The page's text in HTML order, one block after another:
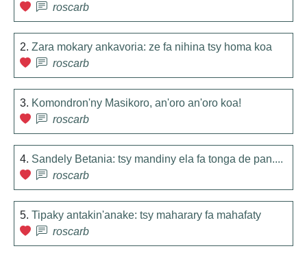
roscarb
2. Zara mokary ankavoria: ze fa nihina tsy homa koa
roscarb
3. Komondron'ny Masikoro, an'oro an'oro koa!
roscarb
4. Sandely Betania: tsy mandiny ela fa tonga de pan....
roscarb
5. Tipaky antakin'anake: tsy maharary fa mahafaty
roscarb